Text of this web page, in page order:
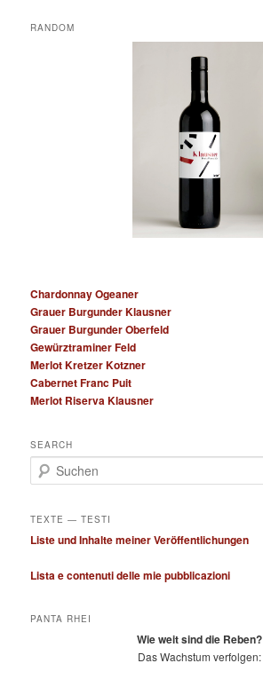
RANDOM
Chardonnay Ogeaner
Grauer Burgunder Klausner
Grauer Burgunder Oberfeld
Gewürztraminer Feld
Merlot Kretzer Kotzner
Cabernet Franc Puit
Merlot Riserva Klausner
SEARCH
u
h
n
TEXTE — TESTI
Liste und Inhalte meiner Veröffentlichungen
Lista e contenuti delle mie pubblicazioni
PANTA RHEI
Wie weit sind die Reben?
Das Wachstum verfolgen: